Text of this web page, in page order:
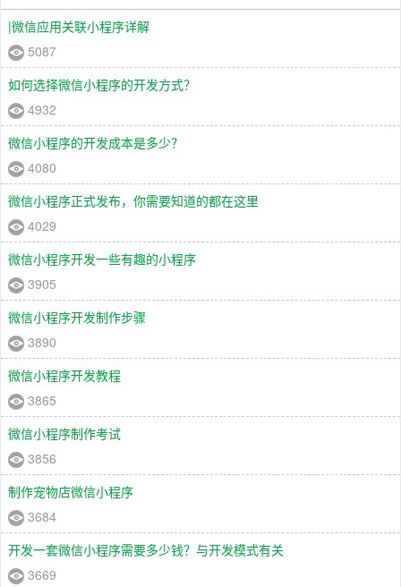
|微信应用关联小程序详解
5087
如何选择微信小程序的开发方式？
4932
微信小程序的开发成本是多少？
4080
微信小程序正式发布，你需要知道的都在这里
4029
微信小程序开发一些有趣的小程序
3905
微信小程序开发制作步骤
3890
微信小程序开发教程
3865
微信小程序制作考试
3856
制作宠物店微信小程序
3684
开发一套微信小程序需要多少钱？与开发模式有关
3669